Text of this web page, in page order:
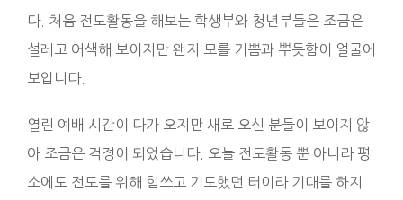
다. 처음 전도활동을 해보는 학생부와 청년부들은 조금은
설레고 어색해 보이지만 왠지 모를 기쁨과 뿌듯함이 얼굴에
보입니다.
열린 예배 시간이 다가 오지만 새로 오신 분들이 보이지 않
아 조금은 걱정이 되었습니다. 오늘 전도활동 뿐 아니라 평
소에도 전도를 위해 힘쓰고 기도했던 터이라 기대를 하지